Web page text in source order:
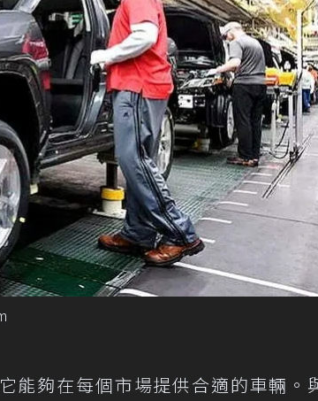
能夠在每個市場提供合適的車輛。